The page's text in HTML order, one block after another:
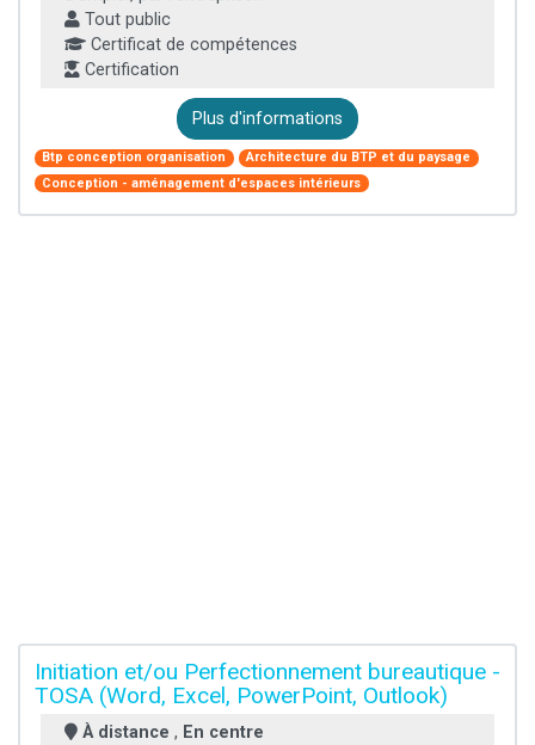
Tout public
Certificat de compétences
Certification
Plus d'informations
Btp conception organisation
Architecture du BTP et du paysage
Conception - aménagement d'espaces intérieurs
Initiation et/ou Perfectionnement bureautique -
TOSA (Word, Excel, PowerPoint, Outlook)
À distance , En centre